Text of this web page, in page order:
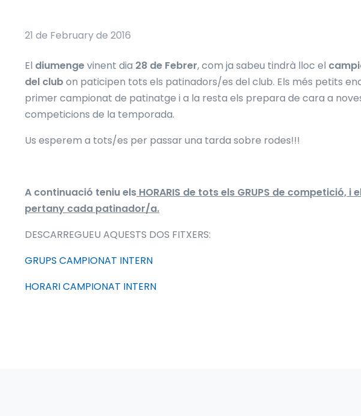
21 de February de 2016
El diumengevinent dia 28 de Febrer, com ja sabeu tindrà lloc el
del clubon paticipen tots els patinadors/es del club. Els més petits
primer campionat de patinatge i a la resta els prepara de cara a
competicions de la temporada.
Us esperem a tots/es per passar una tarda sobre rodes!!!
A continuació teniu els HORARIS de tots els GRUPS de competició, i
pertany cada patinador/a.
DESCARREGUEU AQUESTS DOS FITXERS:
GRUPS CAMPIONAT INTERN
HORARI CAMPIONAT INTERN